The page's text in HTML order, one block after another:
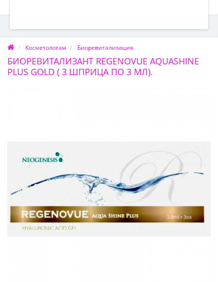
Косметологам Биоревитализация
БИОРЕВИТАЛИЗАНТ REGENOVUE AQUASHINE
PLUS GOLD ( 3 ШПРИЦА ПО 3 МЛ).